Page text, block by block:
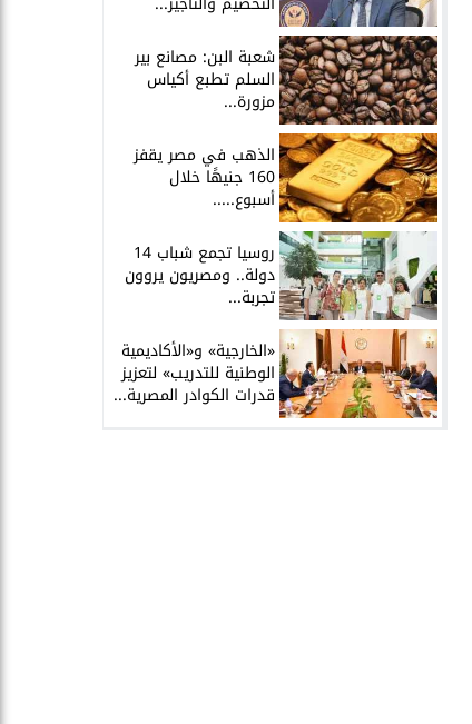
شعبة البن: مصانع بير
السلم تطبع أكياس
مزورة...
الذهب في مصر يقفز
160 جنيهًا خلال
أسبوع.....
روسيا تجمع شباب 14
دولة.. ومصريون يروون
تجربة...
​«الخارجية» و«الأكاديمية
الوطنية للتدريب» لتعزيز
قدرات الكوادر المصرية...